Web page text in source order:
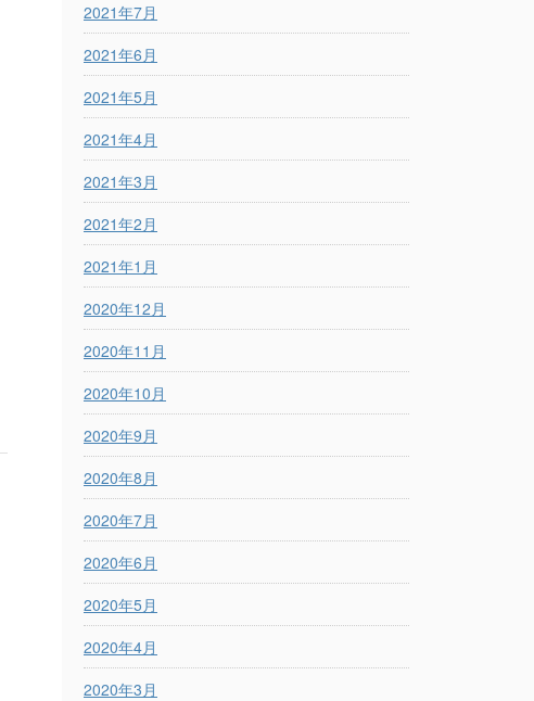
2021年7月
2021年6月
2021年5月
2021年4月
2021年3月
2021年2月
2021年1月
2020年12月
2020年11月
2020年10月
2020年9月
2020年8月
2020年7月
2020年6月
2020年5月
2020年4月
2020年3月